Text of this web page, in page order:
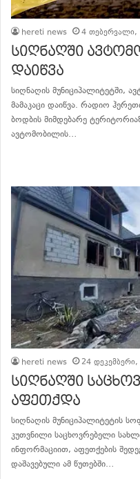
hereti news 4 თებერვალი,
სიღნაღში
დაიწვა
სიღნაღის მუნიციპალიტეტში,
მამაკაცი დაიწვა. რადიო
ბოდბის მიმდებარე
ავტომობილის…
hereti news 24
სიღნაღში
აფეთქდა
სიღნაღის მუნიციპალიტეტის
კუთვნილი საცხოვრებელი
ინფორმაციით, აფეთქების
დაშავებული ამ წუთებში…